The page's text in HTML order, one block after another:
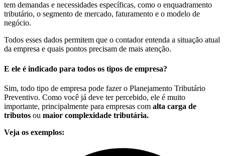
tem demandas e necessidades específicas, como o enquadramento
tributário, o segmento de mercado, faturamento e o modelo de
negócio.
Todos esses dados permitem que o contador entenda a situação atual
da empresa e quais pontos precisam de mais atenção.
E ele é indicado para todos os tipos de empresa?
Sim, todo tipo de empresa pode fazer o Planejamento Tributário
Preventivo. Como você já deve ter percebido, ele é muito
importante, principalmente para empresas com alta carga de
tributos ou maior complexidade tributária.
Veja os exemplos: